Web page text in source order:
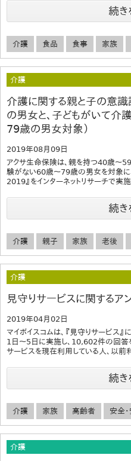
続き
介護 食品 食事 家族
介護
介護に関する親と子の意
の男女と、子どもがいて
79歳の男女対象）
2019年08月09日
アクサ生命保険は、親を持つ40歳～
験がない60歳～79歳の男女を対象に
2019』をインターネットリサーチで
続き
介護 親子 家族 老後
介護
見守りサービスに関するア
2019年04月02日
マイボイスコムは、『見守りサービス
1日～5日に実施し、10,602件の回答
サービスを現在利用している人、以前
続き
介護 家族 高齢者 安全
介護